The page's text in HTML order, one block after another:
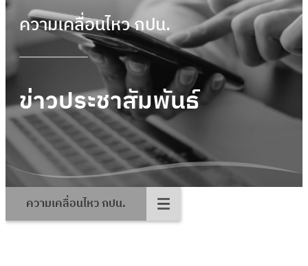
ความเคลื่อนไหว กปน.
ข่าวประชาสัมพันธ์
ความเคลื่อนไหว กปน.